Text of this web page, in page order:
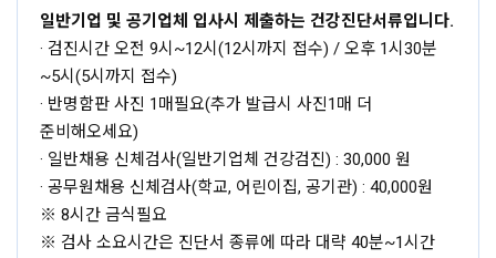
일반기업 및 공기업체 입사시 제출하는 건강진단서류입니다.
· 검진시간 오전 9시~12시(12시까지 접수) / 오후 1시30분
~5시(5시까지 접수)
· 반명함판 사진 1매필요(추가 발급시 사진1매 더
준비해오세요)
· 일반채용 신체검사(일반기업체 건강검진) : 30,000 원
· 공무원채용 신체검사(학교, 어린이집, 공기관) : 40,000원
※ 8시간 금식필요
※ 검사 소요시간은 진단서 종류에 따라 대략 40분~1시간